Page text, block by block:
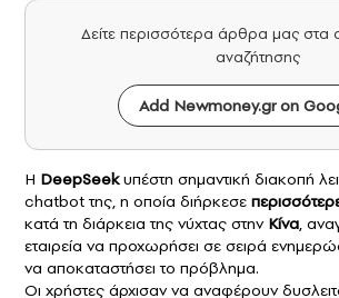
Δείτε περισσότερα άρθρα μας στα
αναζήτησης
Add Newmoney.gr on
Η DeepSeekυπέστη σημαντική διακοπή
chatbot της, η οποία διήρκεσε
κατά τη διάρκεια της νύχτας στην Κίνα,
εταιρεία να προχωρήσει σε σειρά
να αποκαταστήσει το πρόβλημα.
Οι χρήστες άρχισαν να αναφέρουν